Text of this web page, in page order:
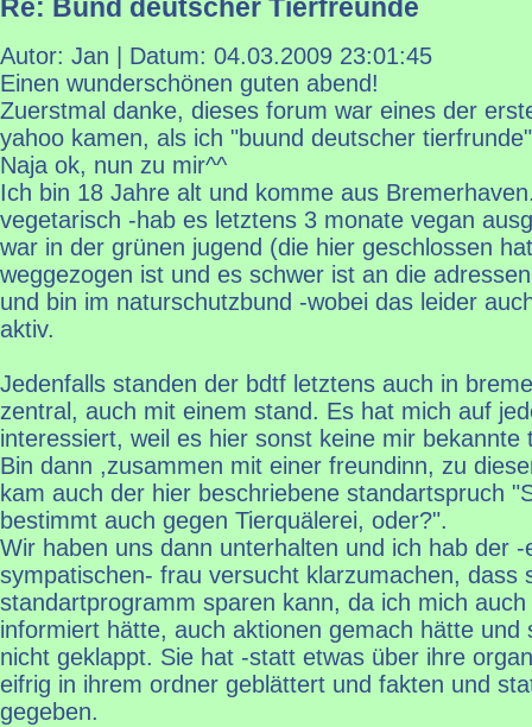
Re: Bund deutscher Tierfreunde
Autor: Jan | Datum: 04.03.2009 23:01:45
Einen wunderschönen guten abend!
Zuerstmal danke, dieses forum war eines der
yahoo kamen, als ich "buund deutscher
Naja ok, nun zu mir^^
Ich bin 18 Jahre alt und komme aus
vegetarisch -hab es letztens 3 monate vegan
war in der grünen jugend (die hier geschlossen
weggezogen ist und es schwer ist an die
und bin im naturschutzbund -wobei das leider
aktiv.
Jedenfalls standen der bdtf letztens auch in
zentral, auch mit einem stand. Es hat mich auf
interessiert, weil es hier sonst keine mir bekannte
Bin dann ,zusammen mit einer freundinn, zu
kam auch der hier beschriebene standartspruch
bestimmt auch gegen Tierquälerei, oder?".
Wir haben uns dann unterhalten und ich hab der -
sympatischen- frau versucht klarzumachen, dass
standartprogramm sparen kann, da ich mich
informiert hätte, auch aktionen gemach hätte und
nicht geklappt. Sie hat -statt etwas über ihre
eifrig in ihrem ordner geblättert und fakten und
gegeben.